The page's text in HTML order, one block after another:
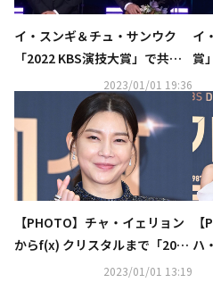
イ・スンギ＆チュ・サンウク
「2022 KBS演技大賞」で共に
大賞を受賞…妻チャ・イェリョ
ンは涙（総合）
2023/01/01 19:36
イ
賞
い”
【PHOTO】チャ・イェリョン
からf(x) クリスタルまで「2022
KBS演技大賞」レッドカーペッ
2023/01/01 13:19
ハ